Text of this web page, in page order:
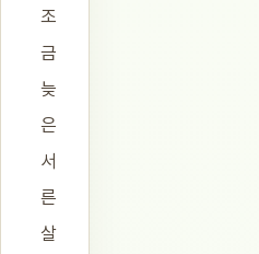
조
금
늦
은
서
른
살